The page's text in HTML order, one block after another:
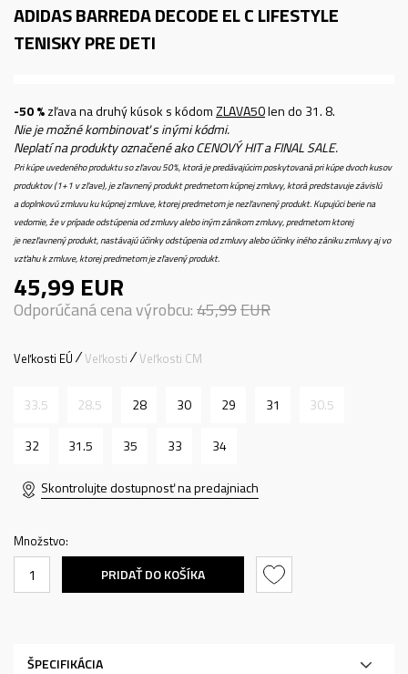
ADIDAS BARREDA DECODE EL CLIFESTYLE
TENISKY PRE DETI
-50 %zľava na druhý kúsok s kódomZLAVA50len do 31. 8.
Nie je možné kombinovať s inými kódmi.
Neplatí na produkty označené ako CENOVÝ HIT a FINAL SALE.
Pri kúpe uvedeného produktu so zľavou 50%, ktorá je predávajúcim poskytovaná pri kúpe dvoch kusov
produktov (1+1 v zľave), je zľavnený produkt predmetom kúpnej zmluvy, ktorá predstavuje závislú
a doplnkovú zmluvu ku kúpnej zmluve, ktorej predmetom je nezľavnený produkt. Kupujúci berie na
vedomie, že v prípade odstúpenia od zmluvy alebo iným zánikom zmluvy, predmetom ktorej
je nezľavnený produkt, nastávajú účinky odstúpenia od zmluvy alebo účinky iného zániku zmluvy aj vo
vzťahu k zmluve, ktorej predmetom je zľavený produkt.
45,99 EUR
Odporúčaná cena výrobcu:45,99EUR
Veľkosti EÚ Veľkosti Veľkosti CM
33.5 28.5 28 30 29 31 30.5
32 31.5 35 33 34
Skontrolujte dostupnosť na predajniach
Množstvo:
PRIDAŤ DO KOŠÍKA
ŠPECIFIKÁCIA